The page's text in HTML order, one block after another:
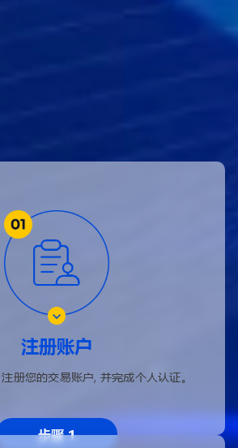
注册账户
册您的交易账户, 并完成个人认证。
步骤 1